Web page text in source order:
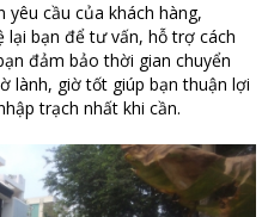
cầu của khách hàng,
lại bạn để tư vấn, hỗ trợ cách
đảm bảo thời gian chuyển
lành, giờ tốt giúp bạn thuận lợi
trạch nhất khi cần.